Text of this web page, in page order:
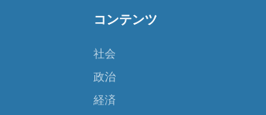
コンテンツ
社会
政治
経済